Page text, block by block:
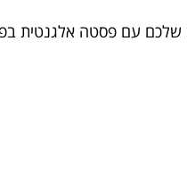
שלכם עם פסטה אלגנטית